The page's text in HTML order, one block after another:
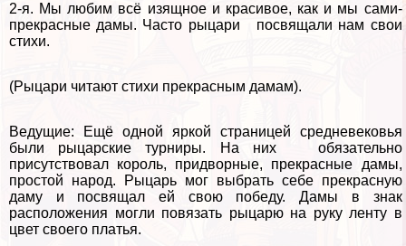
2-я. Мы любим всё изящное и красивое, как и мы сами-
прекрасные дамы. Часто рыцари посвящали нам свои
стихи.
(Рыцари читают стихи прекрасным дамам).
Ведущие: Ещё одной яркой страницей средневековья
были рыцарские турниры. На них обязательно
присутствовал король, придворные, прекрасные дамы,
простой народ. Рыцарь мог выбрать себе прекрасную
даму и посвящал ей свою победу. Дамы в знак
расположения могли повязать рыцарю на руку ленту в
цвет своего платья.